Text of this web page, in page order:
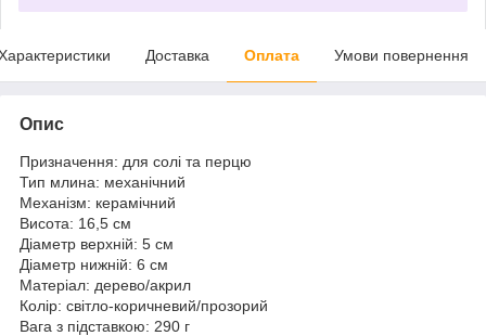
Доставка Оплата Умови повернення
Опис
Призначення: для солі та перцю
Тип млина: механічний
Механізм: керамічний
Висота: 16,5 см
Діаметр верхній: 5 см
Діаметр нижній: 6 см
Матеріал: дерево/акрил
Колір: світло-коричневий/прозорий
Вага з підставкою: 290 г